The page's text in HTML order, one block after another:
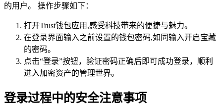
的用户。 操作步骤如下：
打开Trust钱包应用,感受科技带来的便捷与魅力。
在登录界面输入之前设置的钱包密码,如同输入开启宝藏
的密码。
点击“登录”按钮，验证密码正确后即可成功登录，顺利
进入加密资产的管理世界。
登录过程中的安全注意事项